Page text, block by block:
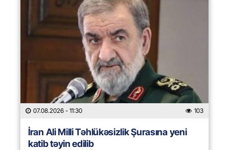
07.08.2026 - 11:30 103
İran Ali Milli Təhlükəsizlik Şurasına yeni
katib təyin edilib